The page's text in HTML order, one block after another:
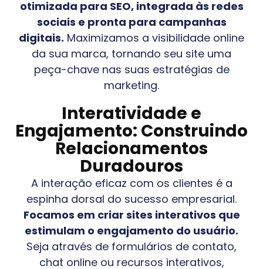
otimizada para SEO, integrada às redes
sociais e pronta para campanhas
digitais. Maximizamos a visibilidade online
da sua marca, tornando seu site uma
peça-chave nas suas estratégias de
marketing.
Interatividade e
Engajamento: Construindo
Relacionamentos
Duradouros
A interação eficaz com os clientes é a
espinha dorsal do sucesso empresarial.
Focamos em criar sites interativos que
estimulam o engajamento do usuário.
Seja através de formulários de contato,
chat online ou recursos interativos,